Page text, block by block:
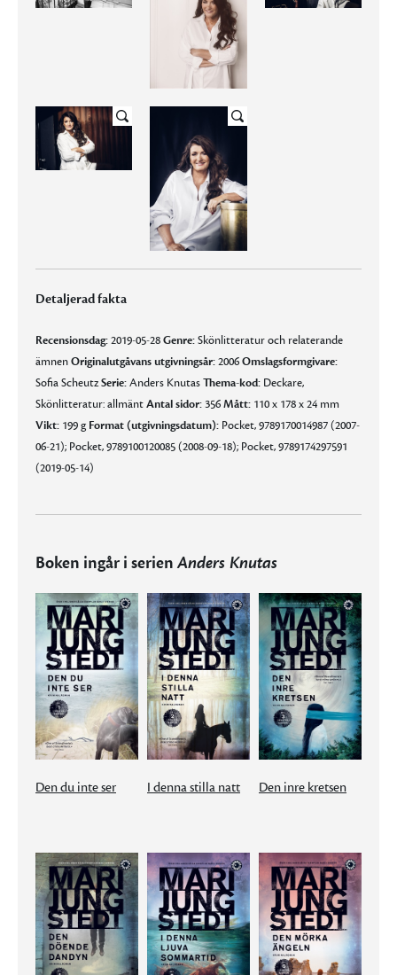
Detaljerad fakta
Recensionsdag:2019-05-28Genre:Skönlitteratur och relaterande
ämnenOriginalutgåvans utgivningsår:2006Omslagsformgivare:
Sofia ScheutzSerie:Anders KnutasThema-kod: Deckare,
Skönlitteratur: allmäntAntal sidor:356Mått: 110 x 178 x 24 mm
Vikt: 199 g Format (utgivningsdatum): Pocket, 9789170014987 (2007-
06-21); Pocket, 9789100120085 (2008-09-18); Pocket, 9789174297591
(2019-05-14)
Boken ingår i serien Anders Knutas
Den du inte ser I denna stilla natt Den inre kretsen